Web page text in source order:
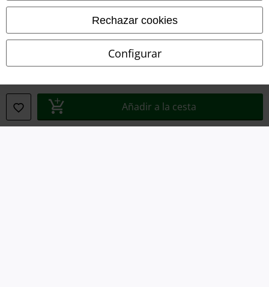
Rechazar cookies
Configurar
Añadir a la cesta
Eliminación de residuos y protección del medioambiente
Declaración de Conformidad
Cancelar pedido